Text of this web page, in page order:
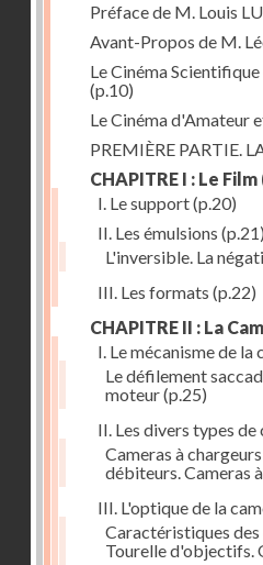
Préface de M. Louis
Avant-Propos de M.
Le Cinéma
(p.10)
Le Cinéma d'Amateur
PREMIÈRE PARTIE.
CHAPITRE I : Le Film
I. Le support(p.20)
II. Les émulsions (p.21)
L'inversible. La
III. Les formats (p.22)
CHAPITRE II : La
I. Le mécanisme de la
Le défilement
moteur(p.25)
II. Les divers types de
Cameras à
débiteurs. Cameras
III. L'optique de la
Caractéristiques
Tourelle d'objectifs.